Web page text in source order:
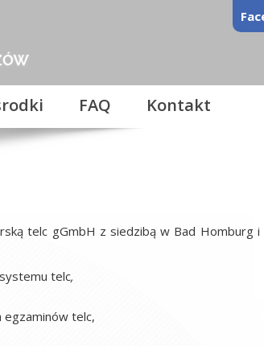
FAQ Kontakt
telc gGmbH z siedzibą w Bad Homburg i
telc,
egzaminów telc,